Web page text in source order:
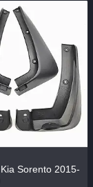
Kia Sorento 2015-